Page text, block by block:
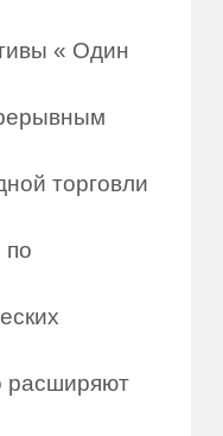
« Один
торговли
по
расширяют